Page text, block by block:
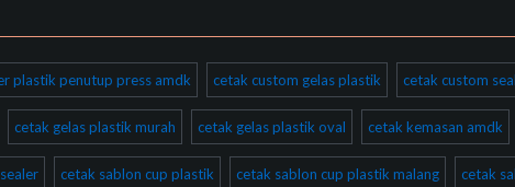
plastik penutup press amdk cetak custom gelas plastik cetak custom
cetak gelas plastik murah cetak gelas plastik oval cetak kemasan amdk
cetak sablon cup plastik cetak sablon cup plastik malang cetak